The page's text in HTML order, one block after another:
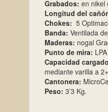
Grabados: en nikel
Longitud del
Chokes: 5
Banda: Ventilada
Maderas: nogal
Punto de mira:
Capacidad
mediante varilla a
Cantonera:
Peso: 3’3 Kg.